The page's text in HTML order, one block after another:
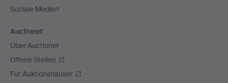
Soziale Medien
Auctionet
Über Auctionet
Offene Stellen
Für Auktionshäuser